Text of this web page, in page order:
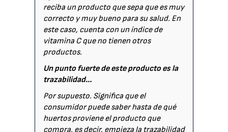
reciba un producto que sepa que es muy
correcto y muy bueno para su salud. En
este caso, cuenta con un índice de
vitamina C que no tienen otros
productos.
Un punto fuerte de este producto es la
trazabilidad…
Por supuesto. Significa que el
consumidor puede saber hasta de qué
huertos proviene el producto que
compra, es decir, empieza la trazabilidad